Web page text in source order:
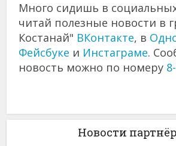
Много сидишь в социальных
читай полезные новости в
Костанай" ВКонтакте, в
Фейсбуке и Инстаграме.
новость можно по номеру
Новости